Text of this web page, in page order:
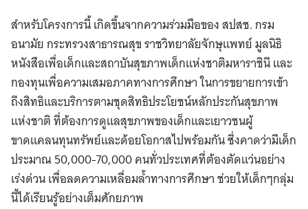
สำหรับโครงการนี้ เกิดขึ้นจากความร่วมมือของ สปสช. กรม
อนามัย กระทรวงสาธารณสุข ราชวิทยาลัยจักษุแพทย์ มูลนิธิ
หนังสือเพื่อเด็กและสถาบันสุขภาพเด็กแห่งชาติมหาราชินี และ
กองทุนเพื่อความเสมอภาคทางการศึกษา ในการขยายการเข้า
ถึงสิทธิและบริการตามชุดสิทธิประโยชน์หลักประกันสุขภาพ
แห่งชาติ ที่ต้องการดูแลสุขภาพของเด็กและเยาวชนผู้
ขาดแคลนทุนทรัพย์และด้อยโอกาสไปพร้อมกัน ซึ่งคาดว่ามีเด็ก
ประมาณ 50,000-70,000 คนทั่วประเทศที่ต้องตัดแว่นอย่าง
เร่งด่วน เพื่อลดความเหลื่อมล้ำทางการศึกษา ช่วยให้เด็กๆกลุ่ม
นี้ได้เรียนรู้อย่างเต็มศักยภาพ